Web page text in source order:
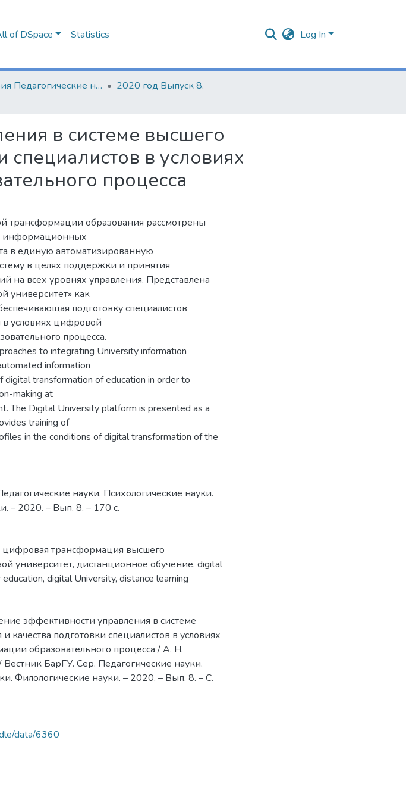
of DSpace Statistics Log In
Серия Педагогические науки. Психологические науки. Филологические науки (литературоведение)
2020 год Выпуск 8.
в системе высшего
специалистов в условиях
процесса
трансформации образования рассмотрены
информационных
в единую автоматизированную
в целях поддержки и принятия
на всех уровнях управления. Представлена
университет» как
подготовку специалистов
условиях цифровой
процесса.
to integrating University information
information
transformation of education in order to
making at
The Digital University platform is presented as a
training of
in the conditions of digital transformation of the
науки. Психологические науки.
– 2020. – Вып. 8. – 170 с.
цифровая трансформация высшего
университет, дистанционное обучение, digital
, digital University, distance learning
эффективности управления в системе
качества подготовки специалистов в условиях
образовательного процесса / А. Н.
Вестник БарГУ. Сер. Педагогические науки.
Филологические науки. – 2020. – Вып. 8. – С.
data/6360